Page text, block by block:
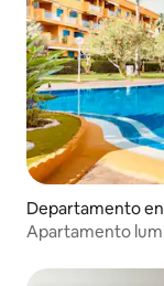
Departamento
Apartamento